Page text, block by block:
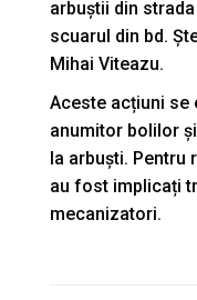
arbuștii din
scuarul din bd.
Mihai Viteazu.
Aceste acțiuni se
anumitor bolilor
la arbuști. Pentru
au fost implicați
mecanizatori.